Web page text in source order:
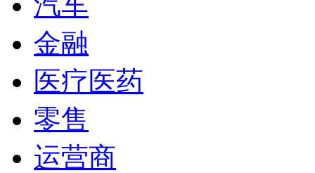
金融
医疗医药
零售
运营商